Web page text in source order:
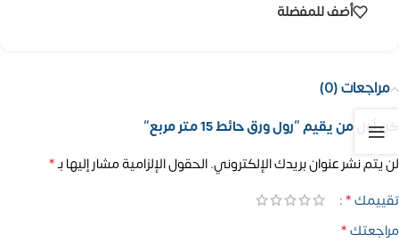
أضف للمفضلة
مراجعات (0)
كن أول من يقيم “رول ورق حائط 15 متر مربع”
لن يتم نشر عنوان بريدك الإلكتروني.الحقول الإلزامية مشار إليها بـ*
تقييمك*
مراجعتك*